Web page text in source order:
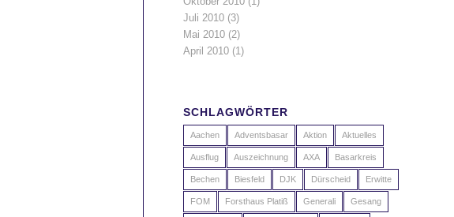
Juli 2010 (3)
Mai 2010 (2)
April 2010 (1)
SCHLAGWÖRTER
Aachen Adventsbasar Aktion Aktuelles
Ausflug Auszeichnung AXA Basarkreis
Bechen Biesfeld DJK Dürscheid Erwitte
FOM Forsthaus Platiß Generali Gesang